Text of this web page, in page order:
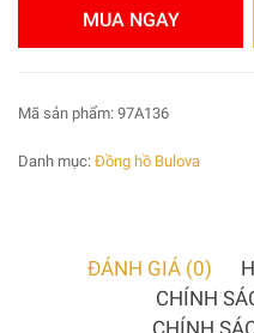
MUA NGAY
Mã sản phẩm: 97A136
Danh mục: Đồng hồ Bulova
ĐÁNH GIÁ (0)
CHÍNH